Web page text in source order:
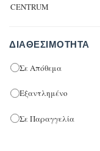
CENTRUM
ΔΙΑΘΕΣΙΜΌΤΗΤΑ
Σε Απόθεμα
Εξαντλημένο
Σε Παραγγελία